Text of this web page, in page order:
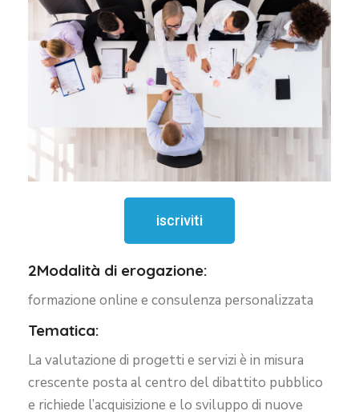
iscriviti
2Modalità di erogazione:
formazione online e consulenza personalizzata
Tematica:
La valutazione di progetti e servizi è in misura
crescente posta al centro del dibattito pubblico
e richiede l’acquisizione e lo sviluppo di nuove